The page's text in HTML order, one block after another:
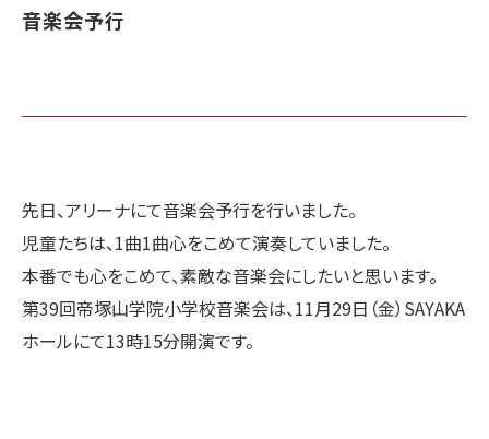
音楽会予行
先日、アリーナにて音楽会予行を行いました。
児童たちは、1曲1曲心をこめて演奏していました。
本番でも心をこめて、素敵な音楽会にしたいと思います。
第39回帝塚山学院小学校音楽会は、11月29日（金）SAYAKA
ホールにて13時15分開演です。